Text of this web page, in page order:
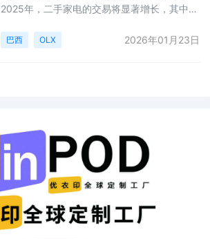
2025年，二手家电的交易将显著增长，其中冰
间，这类产品占二手家电总销量的41.8%。炉
样以44%的比例领先，空
巴西 OLX 2026年01月23日